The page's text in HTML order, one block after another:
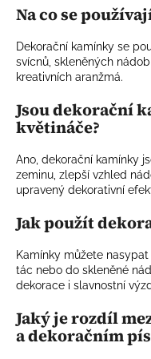
Na co se
Dekorační kamínky se
svícnů, skleněných
kreativních aranžmá.
Jsou dekorační
květináče?
Ano, dekorační kamínky
zeminu, zlepší vzhled
upravený dekorativní
Jak použít
Kamínky můžete
tác nebo do skleněné
dekorace i slavnostní
Jaký je rozdíl
a dekoračním